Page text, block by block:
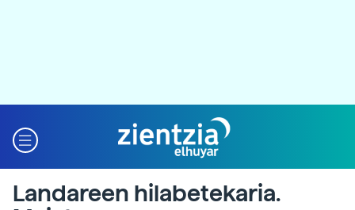
Landareen hilabetekaria.